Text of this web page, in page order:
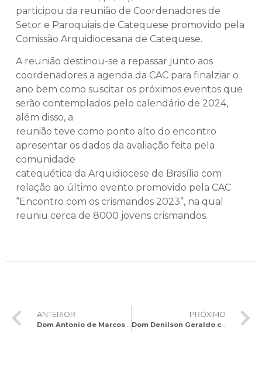
participou da reunião de Coordenadores de
Setor e Paroquiais de Catequese promovido pela
Comissão Arquidiocesana de Catequese.
A reunião destinou-se a repassar junto aos
coordenadores a agenda da CAC para finalziar o
ano bem como suscitar os próximos eventos que
serão contemplados pelo calendário de 2024,
além disso, a
reunião teve como ponto alto do encontro
apresentar os dados da avaliação feita pela
comunidade
catequética da Arquidiocese de Brasília com
relação ao último evento promovido pela CAC
“Encontro com os crismandos 2023”, na qual
reuniu cerca de 8000 jovens crismandos.
ANTERIOR
Dom Antonio de Marcos preside Sacramento da Crisma na Paróquia Nossa Senhora Aparecida
PRÓXIMO
Dom Denilson Geraldo celebra a Santa Missa no Santuário da Mãe e Rainha Três Vezes Admirável de Schoenstatt